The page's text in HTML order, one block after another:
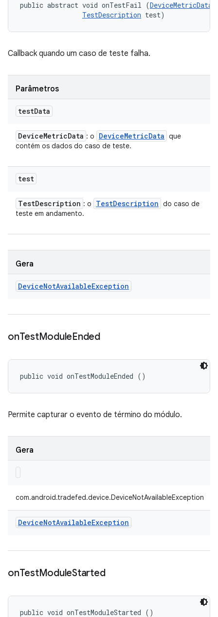
public abstract void onTestFail (DeviceMetricData
TestDescription test)
Callback quando um caso de teste falha.
Parâmetros
testData
DeviceMetricData : o DeviceMetricData que
contém os dados do caso de teste.
test
TestDescription : o TestDescription do caso de
teste em andamento.
Gera
DeviceNotAvailableException
onTestModuleEnded
public void onTestModuleEnded ()
Permite capturar o evento de término do módulo.
Gera
com.android.tradefed.device.DeviceNotAvailableException
DeviceNotAvailableException
onTestModuleStarted
public void onTestModuleStarted ()